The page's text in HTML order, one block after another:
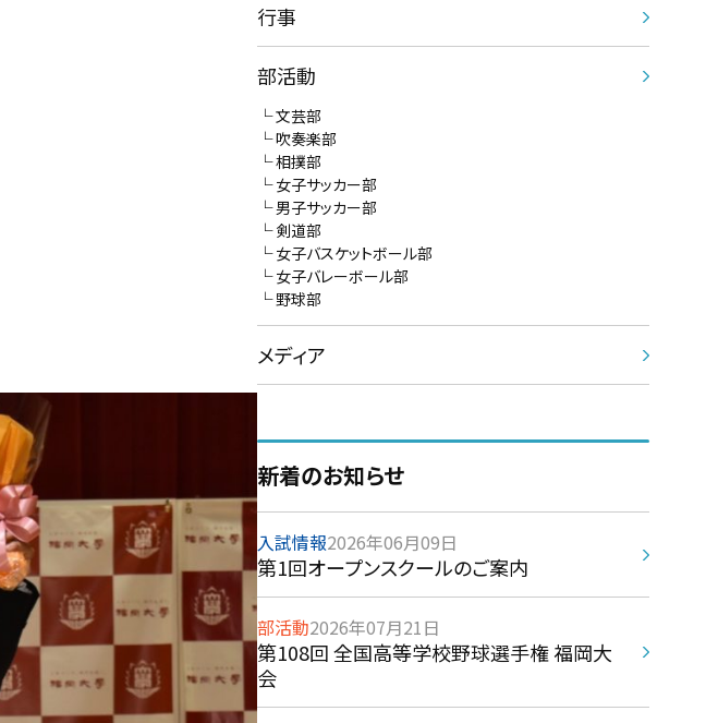
行事
部活動
文芸部
吹奏楽部
相撲部
女子サッカー部
男子サッカー部
剣道部
女子バスケットボール部
女子バレーボール部
野球部
メディア
新着のお知らせ
入試情報2026年06月09日
第1回オープンスクールのご案内
部活動2026年07月21日
第108回 全国高等学校野球選手権 福岡大
会